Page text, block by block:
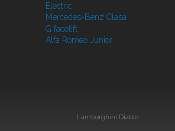
Electric
Mercedes-Benz Clasa
G facelift
Alfa Romeo Junior
Lamborghini Diablo